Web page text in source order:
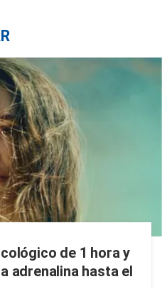
de 1 hora y
adrenalina hasta el